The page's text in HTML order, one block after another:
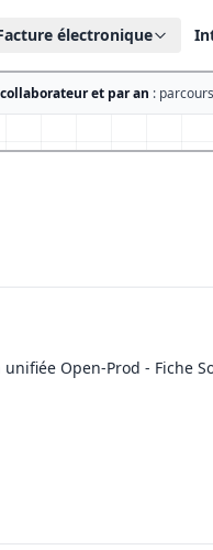
électronique
et par an :
Open-Prod - Fiche